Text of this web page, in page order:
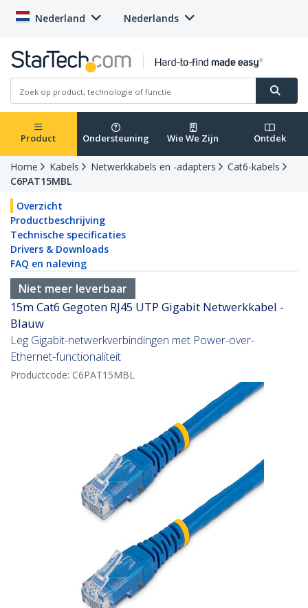
Nederland Nederlands
Product Ondersteuning Wie We Zijn Ontdek
Home Kabels Netwerkkabels en -adapters
Cat6-kabels
C6PAT15MBL
Overzicht
Productbeschrijving
Technische specificaties
Drivers & Downloads
FAQ en naleving
Niet meer leverbaar
15m Cat6 Gegoten RJ45 UTP Gigabit Netwerkkabel -
Blauw
Leg Gigabit-netwerkverbindingen met Power-over-
Ethernet-functionaliteit
Productcode: C6PAT15MBL